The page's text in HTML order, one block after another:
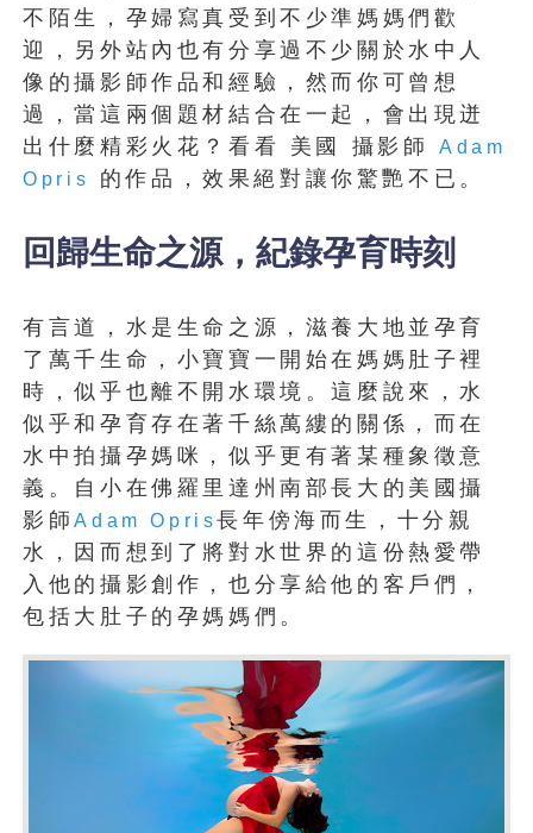
不陌生，孕婦寫真受到不少準媽媽們歡
迎，另外站內也有分享過不少關於水中人
像的攝影師作品和經驗，然而你可曾想
過，當這兩個題材結合在一起，會出現迸
出什麼精彩火花？看看 美國 攝影師 Adam
Opris
的作品，效果絕對讓你驚艷不已。
回歸生命之源，紀錄孕育時刻
有言道，水是生命之源，滋養大地並孕育
了萬千生命，小寶寶一開始在媽媽肚子裡
時，似乎也離不開水環境。這麼說來，水
似乎和孕育存在著千絲萬縷的關係，而在
水中拍攝孕媽咪，似乎更有著某種象徵意
義。自小在佛羅里達州南部長大的美國攝
影師Adam Opris長年傍海而生，十分親
水，因而想到了將對水世界的這份熱愛帶
入他的攝影創作，也分享給他的客戶們，
包括大肚子的孕媽媽們。